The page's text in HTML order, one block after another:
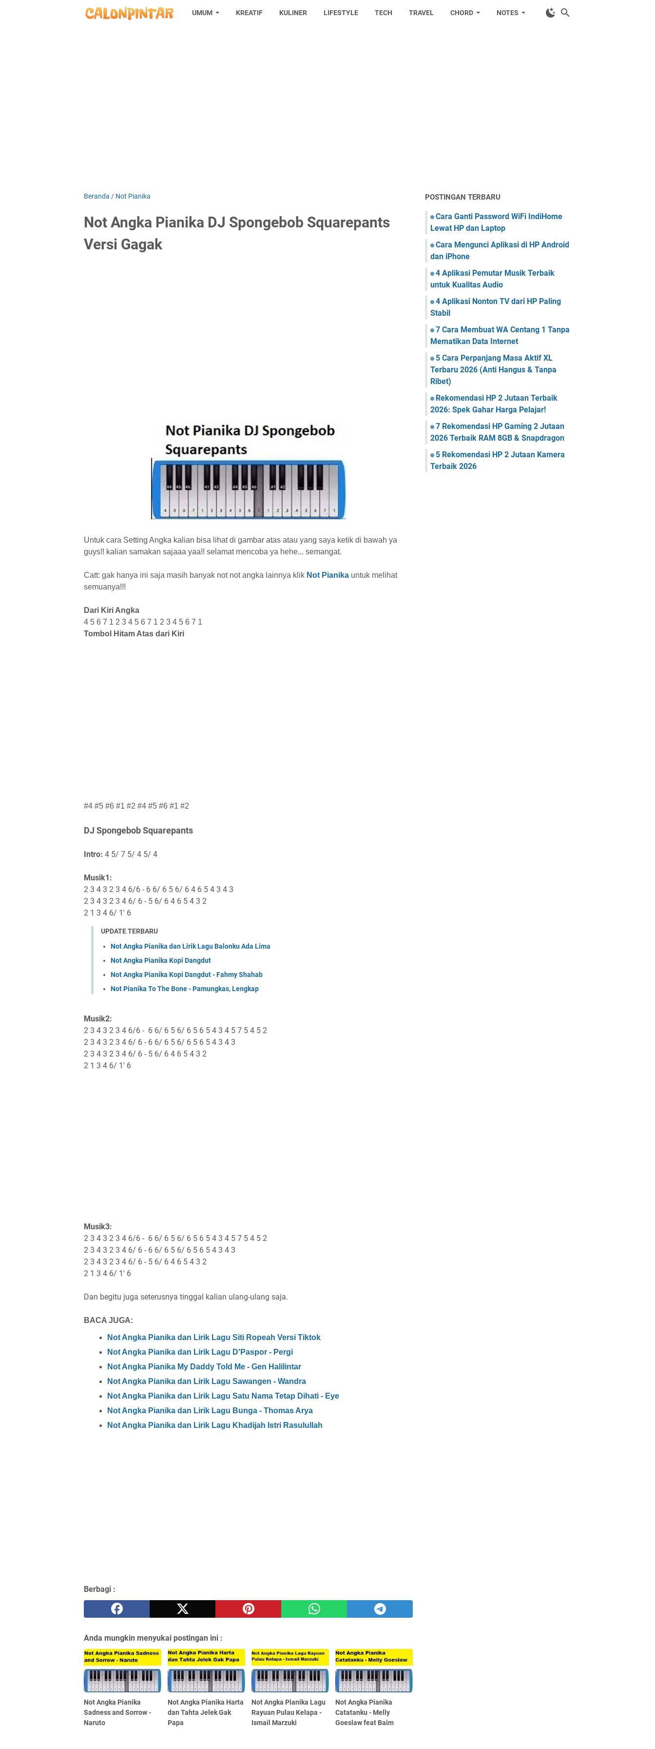
UMUM KREATIF KULINER LIFESTYLE TECH TRAVEL CHORD NOTES
Beranda / Not Pianika
Not Angka Pianika DJ Spongebob Squarepants
Versi Gagak
Untuk cara Setting Angka kalian bisa lihat di gambar atas atau yang saya ketik di bawah ya
guys!! kalian samakan sajaaa yaa!! selamat mencoba ya hehe... semangat.
Catt: gak hanya ini saja masih banyak not not angka lainnya klik Not Pianika untuk melihat
semuanya!!!
Dari Kiri Angka
4 5 6 7 1 2 3 4 5 6 7 1 2 3 4 5 6 7 1
Tombol Hitam Atas dari Kiri
#4 #5 #6 #1 #2 #4 #5 #6 #1 #2
DJ Spongebob Squarepants
Intro: 4 5/ 7 5/ 4 5/ 4
Musik1:
2 3 4 3 2 3 4 6/6 - 6 6/ 6 5 6/ 6 4 6 5 4 3 4 3
2 3 4 3 2 3 4 6/ 6 - 5 6/ 6 4 6 5 4 3 2
2 1 3 4 6/ 1' 6
UPDATE TERBARU
Not Angka Pianika dan Lirik Lagu Balonku Ada Lima
Not Angka Pianika Kopi Dangdut
Not Angka Pianika Kopi Dangdut - Fahmy Shahab
Not Pianika To The Bone - Pamungkas, Lengkap
Musik2:
2 3 4 3 2 3 4 6/6 - 6 6/ 6 5 6/ 6 5 6 5 4 3 4 5 7 5 4 5 2
2 3 4 3 2 3 4 6/ 6 - 6 6/ 6 5 6/ 6 5 6 5 4 3 4 3
2 3 4 3 2 3 4 6/ 6 - 5 6/ 6 4 6 5 4 3 2
2 1 3 4 6/ 1' 6
Musik3:
2 3 4 3 2 3 4 6/6 - 6 6/ 6 5 6/ 6 5 6 5 4 3 4 5 7 5 4 5 2
2 3 4 3 2 3 4 6/ 6 - 6 6/ 6 5 6/ 6 5 6 5 4 3 4 3
2 3 4 3 2 3 4 6/ 6 - 5 6/ 6 4 6 5 4 3 2
2 1 3 4 6/ 1' 6
Dan begitu juga seterusnya tinggal kalian ulang-ulang saja.
BACA JUGA:
Not Angka Pianika dan Lirik Lagu Siti Ropeah Versi Tiktok
Not Angka Pianika dan Lirik Lagu D'Paspor - Pergi
Not Angka Pianika My Daddy Told Me - Gen Halilintar
Not Angka Pianika dan Lirik Lagu Sawangen - Wandra
Not Angka Pianika dan Lirik Lagu Satu Nama Tetap Dihati - Eye
Not Angka Pianika dan Lirik Lagu Bunga - Thomas Arya
Not Angka Pianika dan Lirik Lagu Khadijah Istri Rasulullah
Berbagi :
Anda mungkin menyukai postingan ini :
Not Angka Pianika
Sadness and Sorrow -
Naruto
Not Angka Pianika Harta
dan Tahta Jelek Gak
Papa
Not Angka Pianika Lagu
Rayuan Pulau Kelapa -
Ismail Marzuki
Not Angka Pianika
Catatanku - Melly
Goeslaw feat Baim
POSTINGAN TERBARU
Cara Ganti Password WiFi IndiHome
Lewat HP dan Laptop
Cara Mengunci Aplikasi di HP Android
dan iPhone
4 Aplikasi Pemutar Musik Terbaik
untuk Kualitas Audio
4 Aplikasi Nonton TV dari HP Paling
Stabil
7 Cara Membuat WA Centang 1 Tanpa
Mematikan Data Internet
5 Cara Perpanjang Masa Aktif XL
Terbaru 2026 (Anti Hangus & Tanpa
Ribet)
Rekomendasi HP 2 Jutaan Terbaik
2026: Spek Gahar Harga Pelajar!
7 Rekomendasi HP Gaming 2 Jutaan
2026 Terbaik RAM 8GB & Snapdragon
5 Rekomendasi HP 2 Jutaan Kamera
Terbaik 2026